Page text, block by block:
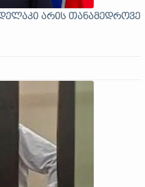
არის თანამედროვე